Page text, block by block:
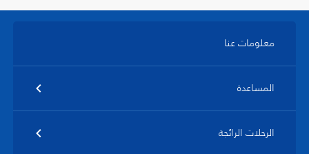
معلومات عنا
المساعدة
الرحلات الرائجة